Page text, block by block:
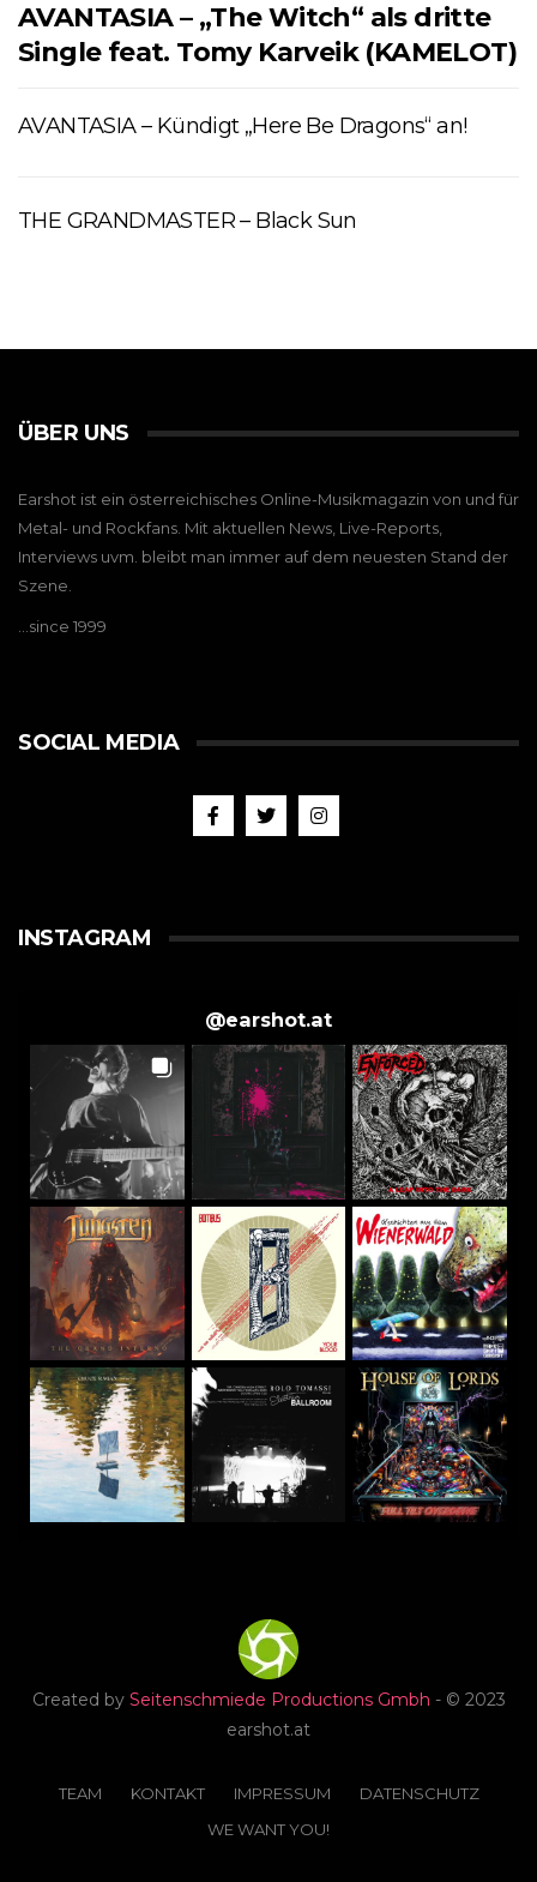
AVANTASIA – „The Witch“ als dritte
Single feat. Tomy Karveik (KAMELOT)
AVANTASIA – Kündigt „Here Be Dragons“ an!
THE GRANDMASTER – Black Sun
ÜBER UNS
Earshot ist ein österreichisches Online-Musikmagazin von und für
Metal- und Rockfans. Mit aktuellen News, Live-Reports,
Interviews uvm. bleibt man immer auf dem neuesten Stand der
Szene.
…since 1999
SOCIAL MEDIA
INSTAGRAM
@earshot.at
Created by Seitenschmiede Productions Gmbh - © 2023
earshot.at
TEAM KONTAKT IMPRESSUM
DATENSCHUTZ
WE WANT YOU!